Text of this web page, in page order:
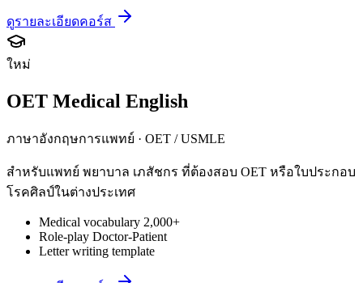
ดูรายละเอียดคอร์ส
ใหม่
OET Medical English
ภาษาอังกฤษการแพทย์ · OET / USMLE
สำหรับแพทย์ พยาบาล เภสัชกร ที่ต้องสอบ OET หรือใบประกอบ
โรคศิลป์ในต่างประเทศ
Medical vocabulary 2,000+
Role-play Doctor-Patient
Letter writing template